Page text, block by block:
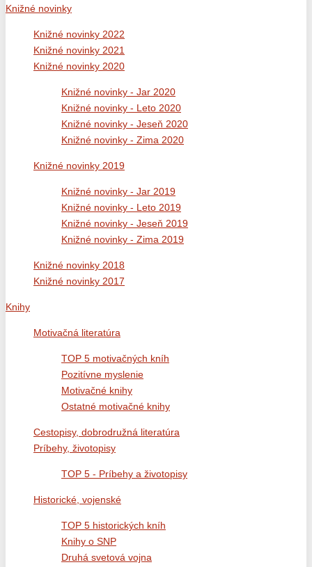
Knižné novinky
Knižné novinky 2022
Knižné novinky 2021
Knižné novinky 2020
Knižné novinky - Jar 2020
Knižné novinky - Leto 2020
Knižné novinky - Jeseň 2020
Knižné novinky - Zima 2020
Knižné novinky 2019
Knižné novinky - Jar 2019
Knižné novinky - Leto 2019
Knižné novinky - Jeseň 2019
Knižné novinky - Zima 2019
Knižné novinky 2018
Knižné novinky 2017
Knihy
Motivačná literatúra
TOP 5 motivačných kníh
Pozitívne myslenie
Motivačné knihy
Ostatné motivačné knihy
Cestopisy, dobrodružná literatúra
Príbehy, životopisy
TOP 5 - Príbehy a životopisy
Historické, vojenské
TOP 5 historických kníh
Knihy o SNP
Druhá svetová vojna